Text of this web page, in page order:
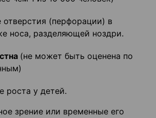
(перфорации) в
носа, разделяющей ноздри.
(не может быть оценена по
роста у детей.
зрение или временные его